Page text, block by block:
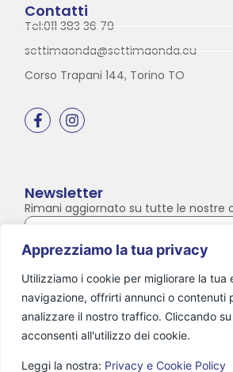
Apprezziamo la tua privacy
Utilizziamo i cookie per migliorare la tua
navigazione, offrirti annunci o contenuti
analizzare il nostro traffico. Cliccando
acconsenti all'utilizzo dei cookie.
Leggi la nostra: Privacy e Cookie Policy
Contatti
Tel:011 383 36 79
settimaonda@settimaonda.eu
Corso Trapani 144, Torino TO
Newsletter
Rimani aggiornato su tutte le nostre
Accetto Termini e Condizioni